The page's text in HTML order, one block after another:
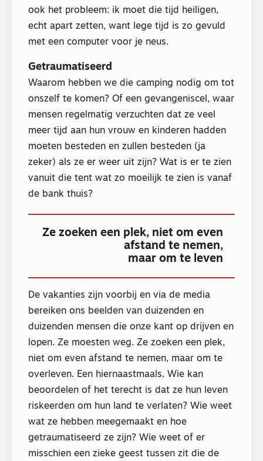
ook het probleem: ik moet die tijd heiligen,
echt apart zetten, want lege tijd is zo gevuld
met een computer voor je neus.
Getraumatiseerd
Waarom hebben we die camping nodig om tot
onszelf te komen? Of een gevangeniscel, waar
mensen regelmatig verzuchten dat ze veel
meer tijd aan hun vrouw en kinderen hadden
moeten besteden en zullen besteden (ja
zeker) als ze er weer uit zijn? Wat is er te zien
vanuit die tent wat zo moeilijk te zien is vanaf
de bank thuis?
Ze zoeken een plek, niet om even
afstand te nemen,
maar om te leven
De vakanties zijn voorbij en via de media
bereiken ons beelden van duizenden en
duizenden mensen die onze kant op drijven en
lopen. Ze moesten weg. Ze zoeken een plek,
niet om even afstand te nemen, maar om te
overleven. Een hiernaastmaals. Wie kan
beoordelen of het terecht is dat ze hun leven
riskeerden om hun land te verlaten? Wie weet
wat ze hebben meegemaakt en hoe
getraumatiseerd ze zijn? Wie weet of er
misschien een zieke geest tussen zit die de